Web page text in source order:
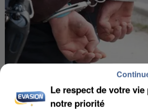
L’UN DES FONDATEURS
MAFIA INTERPELLÉ EN ALGÉRIE
Le respect de votre vie
notre priorité